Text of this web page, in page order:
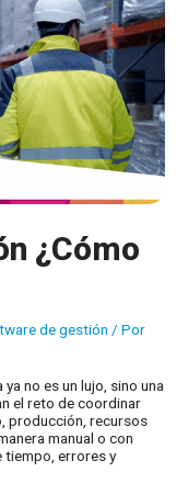
¿Cómo
de gestión / Por
no es un lujo, sino una
el reto de coordinar
producción, recursos
manual o con
tiempo, errores y